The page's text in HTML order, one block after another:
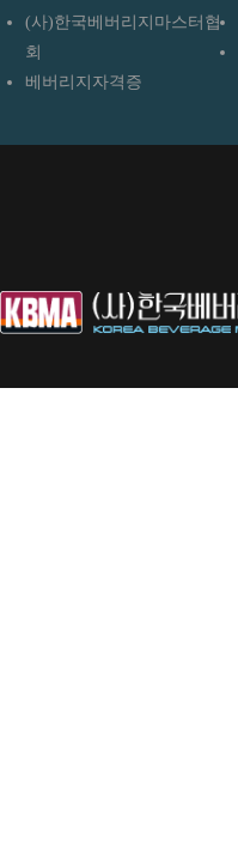
(사)한국베버리지마스터협
회
베버리지자격증